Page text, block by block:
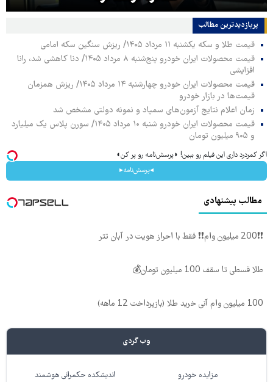
پربازدیدترین‌ مطالب
قیمت طلا و سکه یکشنبه ۱۱ مرداد ۱۴۰۵/ ریزش سنگین سکه امامی
قیمت محصولات ایران خودرو پنج‌شنبه ۸ مرداد ۱۴۰۵/ دنا کاهشی شد، رانا
افزایشی
قیمت محصولات ایران خودرو چهارشنبه ۱۴ مرداد ۱۴۰۵/ ریزش همزمان
قیمت‌ها در بازار خودرو
زمان اعلام نتایج آزمون‌های سمپاد و نمونه دولتی مشخص شد
قیمت محصولات ایران خودرو شنبه ۱۰ مرداد ۱۴۰۵/ سورن پلاس یک میلیارد
و ۹۰۵ میلیون تومان
اگر کمردرد داری این فیلم رو ببین! ◗پرسش‌نامه رو پر کن◖
◂پرسش‌نامه▸
مطالب پیشنهادی
❗❗200 میلیون وام❗❗ فقط با احراز هویت در آبان تتر
طلا قسطی تا سقف 100 میلیون تومان💰
100 میلیون وام آنی خرید طلا (بازپرداخت 12 ماهه)
وب گردی
مزایده خودرو اندیشکده حکمرانی هوشمند